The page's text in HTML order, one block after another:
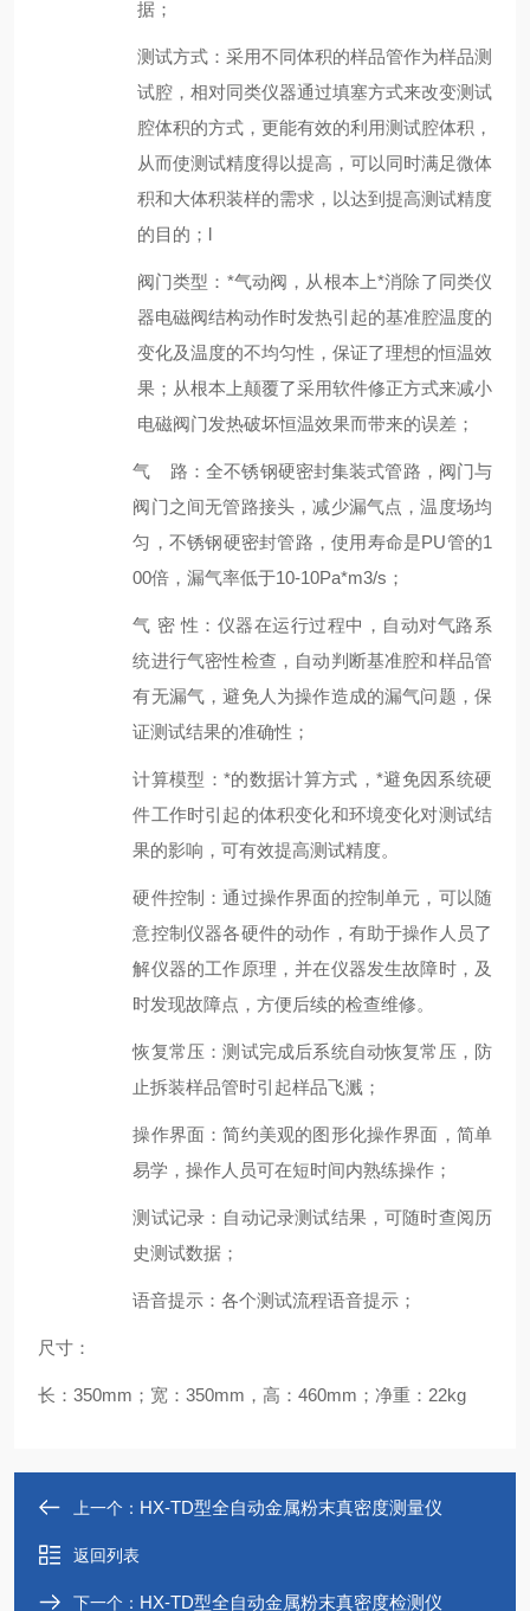
据；
测试方式： 采用不同体积的样品管作为样品测
试腔，相对同类仪器通过填塞方式来改变测试
腔体积的方式， 更能有效的利用测试腔体积 ，
从而使测试精度得以提高，可以同时满足微体
积和大体积装样的需求，以达到提高测试精度
的目的；l
阀门类型 ：*气动阀，从根本上*消除了同类仪
器电磁阀结构动作时发热引起的基准腔温度的
变化及温度的不均匀性，保证了理想的恒温效
果；从根本上颠覆了采用软件修正方式来减小
电磁阀门发热破坏恒温效果而带来的误差；
气 路：全不锈钢硬密封集装式管路 ，阀门与
阀门之间无管路接头，减少漏气点，温度场均
匀 ，不锈钢硬密封管路，使用寿命是PU管的1
00倍，漏气率低于10-10Pa*m3/s ；
气 密 性 ：仪器在运行过程中，自动对气路系
统进行气密性检查，自动判断基准腔和样品管
有无漏气，避免人为操作造成的漏气问题，保
证测试结果的准确性 ；
计算模型：*的数据计算方式，*避免因系统硬
件工作时引起的体积变化和环境变化对测试结
果的影响，可有效提高测试精度。
硬件控制：通过操作界面的控制单元，可以随
意控制仪器各硬件的动作，有助于操作人员了
解仪器的工作原理，并在仪器发生故障时，及
时发现故障点，方便后续的检查维修。
恢复常压：测试完成后系统自动恢复常压，防
止拆装样品管时引起样品飞溅；
操作界面：简约美观的图形化操作界面， 简单
易学，操作人员可在短时间内熟练操作 ；
测试记录 ：自动记录测试结果，可随时查阅历
史测试数据；
语音提示 ：各个测试流程语音提示；
尺寸：
长：350mm；宽：350mm，高：460mm；净重：22kg
上一个： HX-TD型全自动金属粉末真密度测量仪
返回列表
下一个： HX-TD型全自动金属粉末真密度检测仪